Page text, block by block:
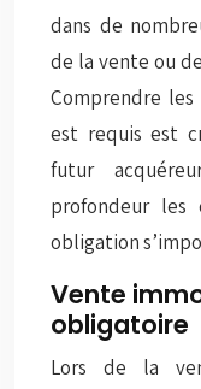
dans de
de la vente ou
Comprendre
est requis est
futur
profondeur les
obligation
Vente
obligatoire
Lors de la